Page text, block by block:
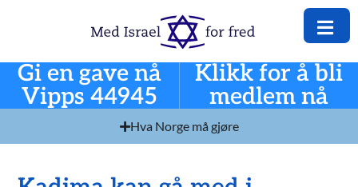
Gi en gave nå
Vipps 44945
Klikk for å bli
medlem nå
Hva Norge må gjøre